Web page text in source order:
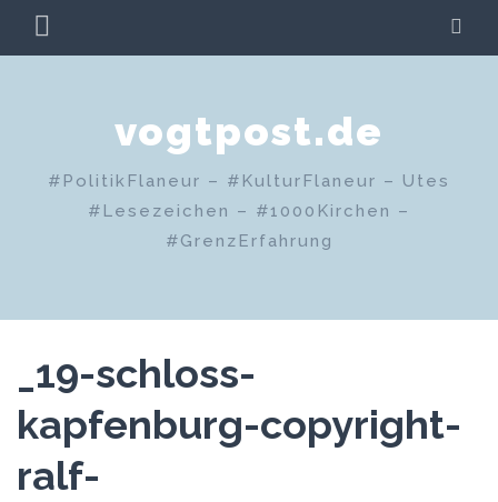
Zum
Inhalt MENÜ
vogtpost.de
#PolitikFlaneur – #KulturFlaneur – Utes
#Lesezeichen – #1000Kirchen –
#GrenzErfahrung
_19-schloss-
kapfenburg-copyright-
ralf-